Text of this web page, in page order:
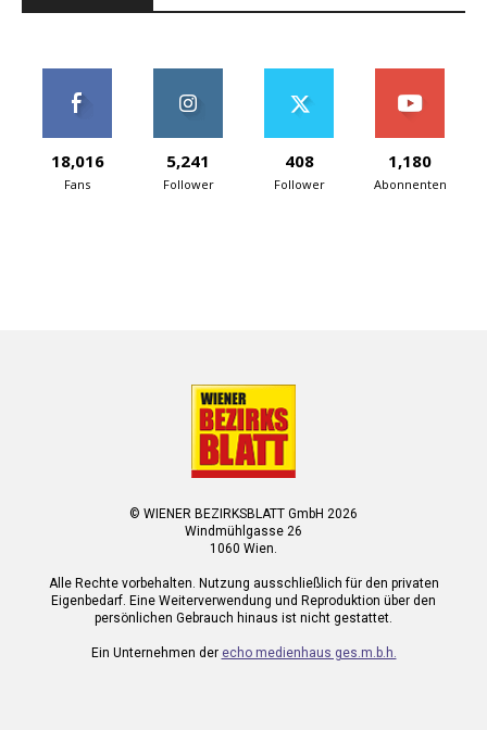
18,016
Fans
5,241
Follower
408
Follower
1,180
Abonnenten
© WIENER BEZIRKSBLATT GmbH 2026
Windmühlgasse 26
1060 Wien.
Alle Rechte vorbehalten. Nutzung ausschließlich für den privaten
Eigenbedarf. Eine Weiterverwendung und Reproduktion über den
persönlichen Gebrauch hinaus ist nicht gestattet.
Ein Unternehmen der echo medienhaus ges.m.b.h.